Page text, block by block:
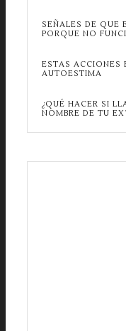
SEÑALES DE QUE
PORQUE NO
ESTAS ACCIONES
AUTOESTIMA
¿QUÉ HACER SI
NOMBRE DE TU